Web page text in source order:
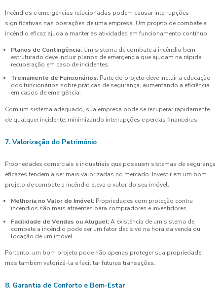
Incêndios e emergências relacionadas podem causar interrupções
significativas nas operações de uma empresa. Um projeto de combate a
incêndio eficaz ajuda a manter as atividades em funcionamento contínuo.
Planos de Contingência: Um sistema de combate a incêndio bem
estruturado deve incluir planos de emergência que ajudam na rápida
recuperação em caso de incidentes.
Treinamento de Funcionários: Parte do projeto deve incluir a educação
dos funcionários sobre práticas de segurança, aumentando a eficiência
em casos de emergência.
Com um sistema adequado, sua empresa pode se recuperar rapidamente
de qualquer incidente, minimizando interrupções e perdas financeiras.
7. Valorização do Patrimônio
Propriedades comerciais e industriais que possuem sistemas de segurança
eficazes tendem a ser mais valorizadas no mercado. Investir em um bom
projeto de combate a incêndio eleva o valor do seu imóvel.
Melhoria no Valor do Imóvel: Propriedades com proteção contra
incêndios são mais atraentes para compradores e investidores.
Facilidade de Vendas ou Aluguel:A existência de um sistema de
combate a incêndio pode ser um fator decisivo na hora da venda ou
locação de um imóvel.
Portanto, um bom projeto pode não apenas proteger sua propriedade,
mas também valorizá-la e facilitar futuras transações.
8. Garantia de Conforto e Bem-Estar